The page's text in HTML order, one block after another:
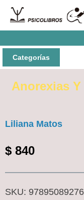
Categorías
Anorexias
Liliana Matos
$ 840
SKU: